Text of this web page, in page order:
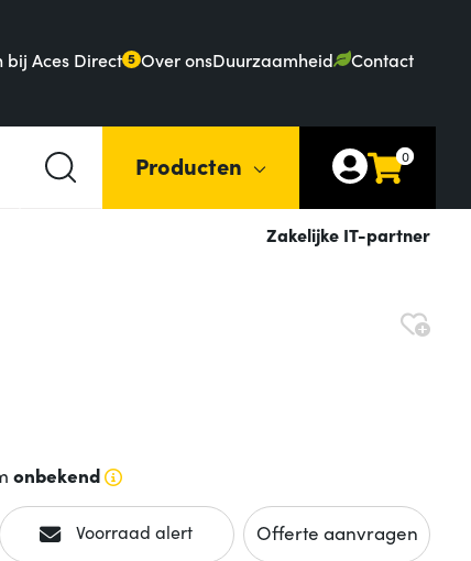
bij Aces Direct 5 Over onsDuurzaamheid Contact
Producten 0
Zakelijke IT-partner
onbekend
Voorraad alert Offerte aanvragen